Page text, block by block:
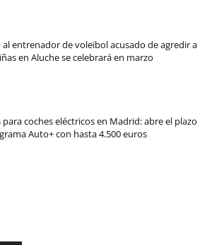
al entrenador de voleibol acusado de agredir a
en Aluche se celebrará en marzo
para coches eléctricos en Madrid: abre el plazo
Auto+ con hasta 4.500 euros